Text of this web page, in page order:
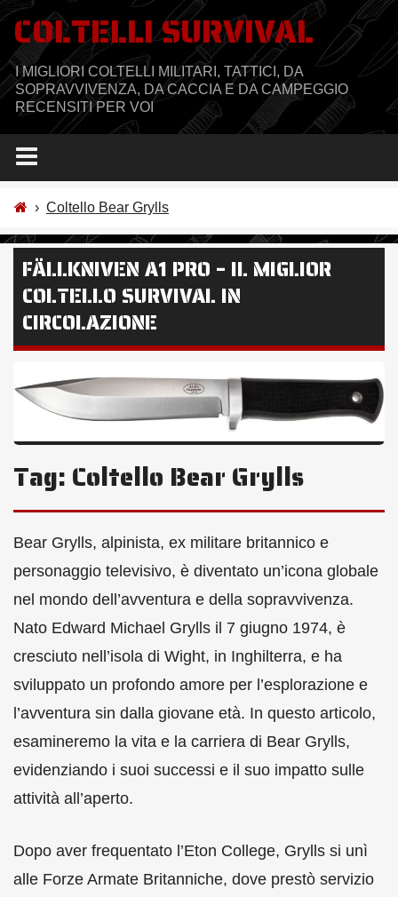
Salta
contenuto
COLTELLI SURVIVAL
I MIGLIORI COLTELLI MILITARI, TATTICI, DA
SOPRAVVIVENZA, DA CACCIA E DA CAMPEGGIO
RECENSITI PER VOI
› Coltello Bear Grylls
FÄLLKNIVEN A1 PRO – IL MIGLIOR
COLTELLO SURVIVAL IN
CIRCOLAZIONE
Tag: Coltello Bear Grylls
Bear Grylls, alpinista, ex militare britannico e
personaggio televisivo, è diventato un’icona globale
nel mondo dell’avventura e della sopravvivenza.
Nato Edward Michael Grylls il 7 giugno 1974, è
cresciuto nell’isola di Wight, in Inghilterra, e ha
sviluppato un profondo amore per l’esplorazione e
l’avventura sin dalla giovane età. In questo articolo,
esamineremo la vita e la carriera di Bear Grylls,
evidenziando i suoi successi e il suo impatto sulle
attività all’aperto.
Dopo aver frequentato l’Eton College, Grylls si unì
alle Forze Armate Britanniche, dove prestò servizio